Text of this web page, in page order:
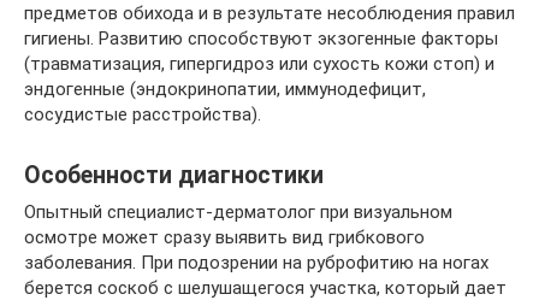
предметов обихода и в результате несоблюдения правил
гигиены. Развитию способствуют экзогенные факторы
(травматизация, гипергидроз или сухость кожи стоп) и
эндогенные (эндокринопатии, иммунодефицит,
сосудистые расстройства).
Особенности диагностики
Опытный специалист-дерматолог при визуальном
осмотре может сразу выявить вид грибкового
заболевания. При подозрении на руброфитию на ногах
берется соскоб с шелушащегося участка, который дает